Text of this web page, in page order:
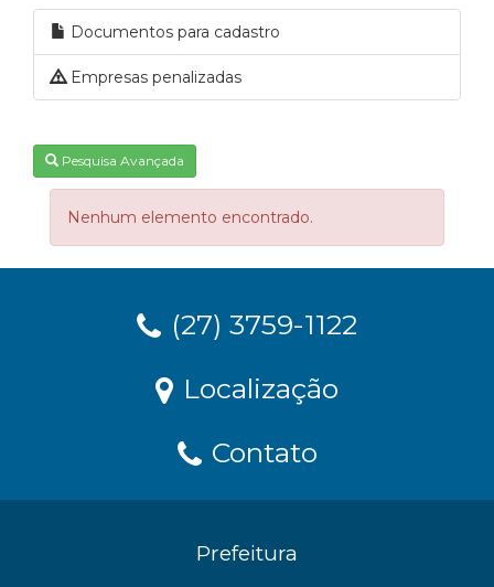
Documentos para cadastro
Empresas penalizadas
Pesquisa Avançada
Nenhum elemento encontrado.
(27) 3759-1122
Localização
Contato
Prefeitura